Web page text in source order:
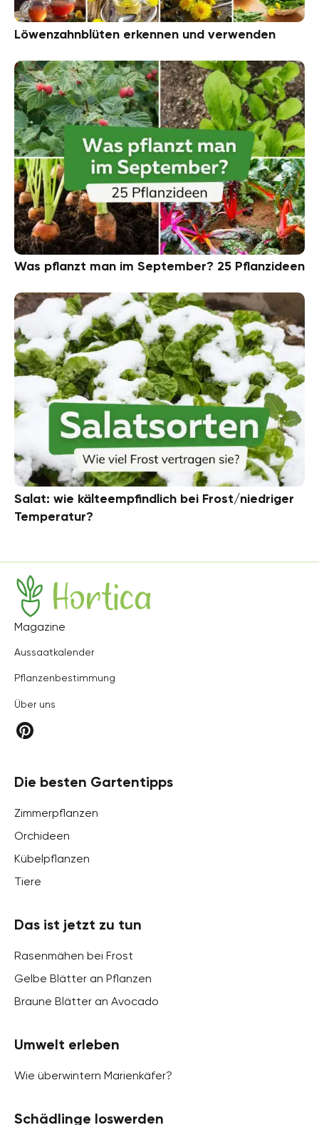
Löwenzahnblüten erkennen und verwenden
Was pflanzt man im September? 25 Pflanzideen
Salat: wie kälteempfindlich bei Frost/niedriger
Temperatur?
Hortica
Magazine
Aussaatkalender
Pflanzenbestimmung
Über uns
Die besten Gartentipps
Zimmerpflanzen
Orchideen
Kübelpflanzen
Tiere
Das ist jetzt zu tun
Rasenmähen bei Frost
Gelbe Blätter an Pflanzen
Braune Blätter an Avocado
Umwelt erleben
Wie überwintern Marienkäfer?
Schädlinge loswerden